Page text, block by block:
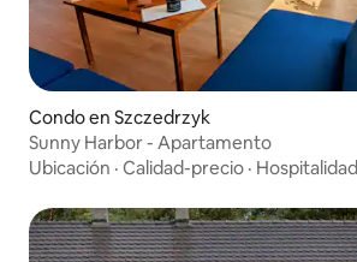
Condo en Szczedrzyk
Sunny Harbor - Apartamento
Ubicación · Calidad-precio · Hospitalidad